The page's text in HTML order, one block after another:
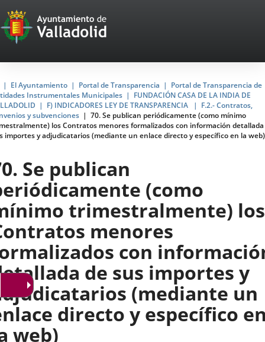
Portal
Web
del
Ayuntamiento
de
Valladolid
El Ayuntamiento Portal de Transparencia
Portal de Transparencia de
Instrumentales Municipales
FUNDACIÓN CASA DE LA INDIA DE
F) INDICADORES LEY DE TRANSPARENCIA
F.2.- Contratos,
y subvenciones
70. Se publican periódicamente (como mínimo
los Contratos menores formalizados con información detallada
importes y adjudicatarios (mediante un enlace directo y específico en la web)
Se publican
(como
trimestralmente) los
menores
con
de sus importes y
(mediante un
directo y específico
web)